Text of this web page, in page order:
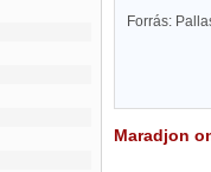
Forrás:
Maradjon